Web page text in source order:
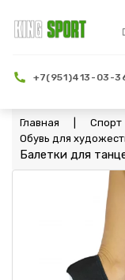
+7(951)413-03-
Главная Спорт
Обувь для
Балетки для